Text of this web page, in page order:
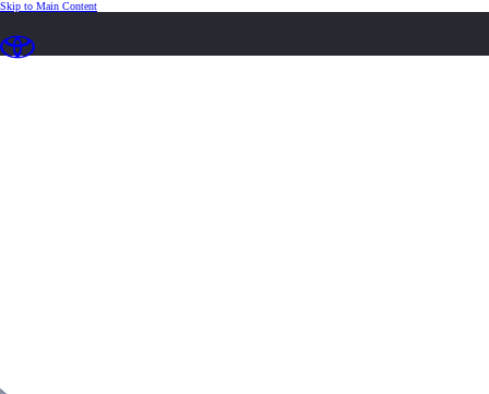
Skip to Main Content(Press Enter)
Active